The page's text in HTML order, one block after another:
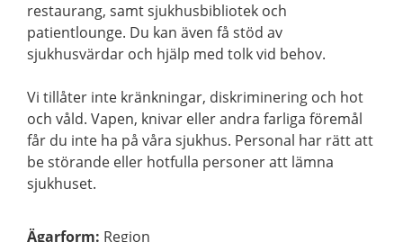
restaurang, samt sjukhusbibliotek och
patientlounge. Du kan även få stöd av
sjukhusvärdar och hjälp med tolk vid behov.
Vi tillåter inte kränkningar, diskriminering och hot
och våld. Vapen, knivar eller andra farliga föremål
får du inte ha på våra sjukhus. Personal har rätt att
be störande eller hotfulla personer att lämna
sjukhuset.
Ägarform: Region